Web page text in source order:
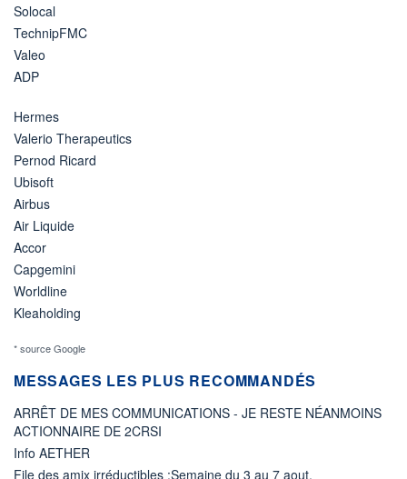
Solocal
TechnipFMC
Valeo
ADP
Hermes
Valerio Therapeutics
Pernod Ricard
Ubisoft
Airbus
Air Liquide
Accor
Capgemini
Worldline
Kleaholding
* source Google
MESSAGES LES PLUS RECOMMANDÉS
ARRÊT DE MES COMMUNICATIONS - JE RESTE NÉANMOINS
ACTIONNAIRE DE 2CRSI
Info AETHER
File des amix irréductibles :Semaine du 3 au 7 aout.